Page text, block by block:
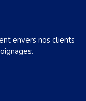
envers nos clients